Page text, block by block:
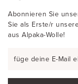
Abonnieren Sie
Sie als Erste/r
aus Alpaka-Wolle!